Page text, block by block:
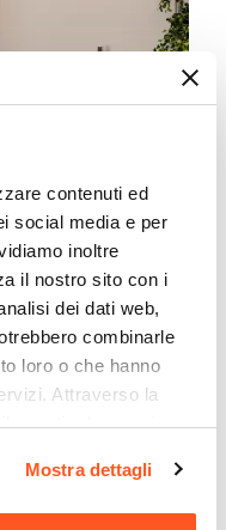
contenuti ed
social media e per
inoltre
il nostro sito con i
dei dati web,
combinarle
loro o che hanno
Attraverso la
gestire le proprie
si invita a leggere la
Mostra dettagli
e doccino con
doccia 40 cm e
40 cm spazzolato –